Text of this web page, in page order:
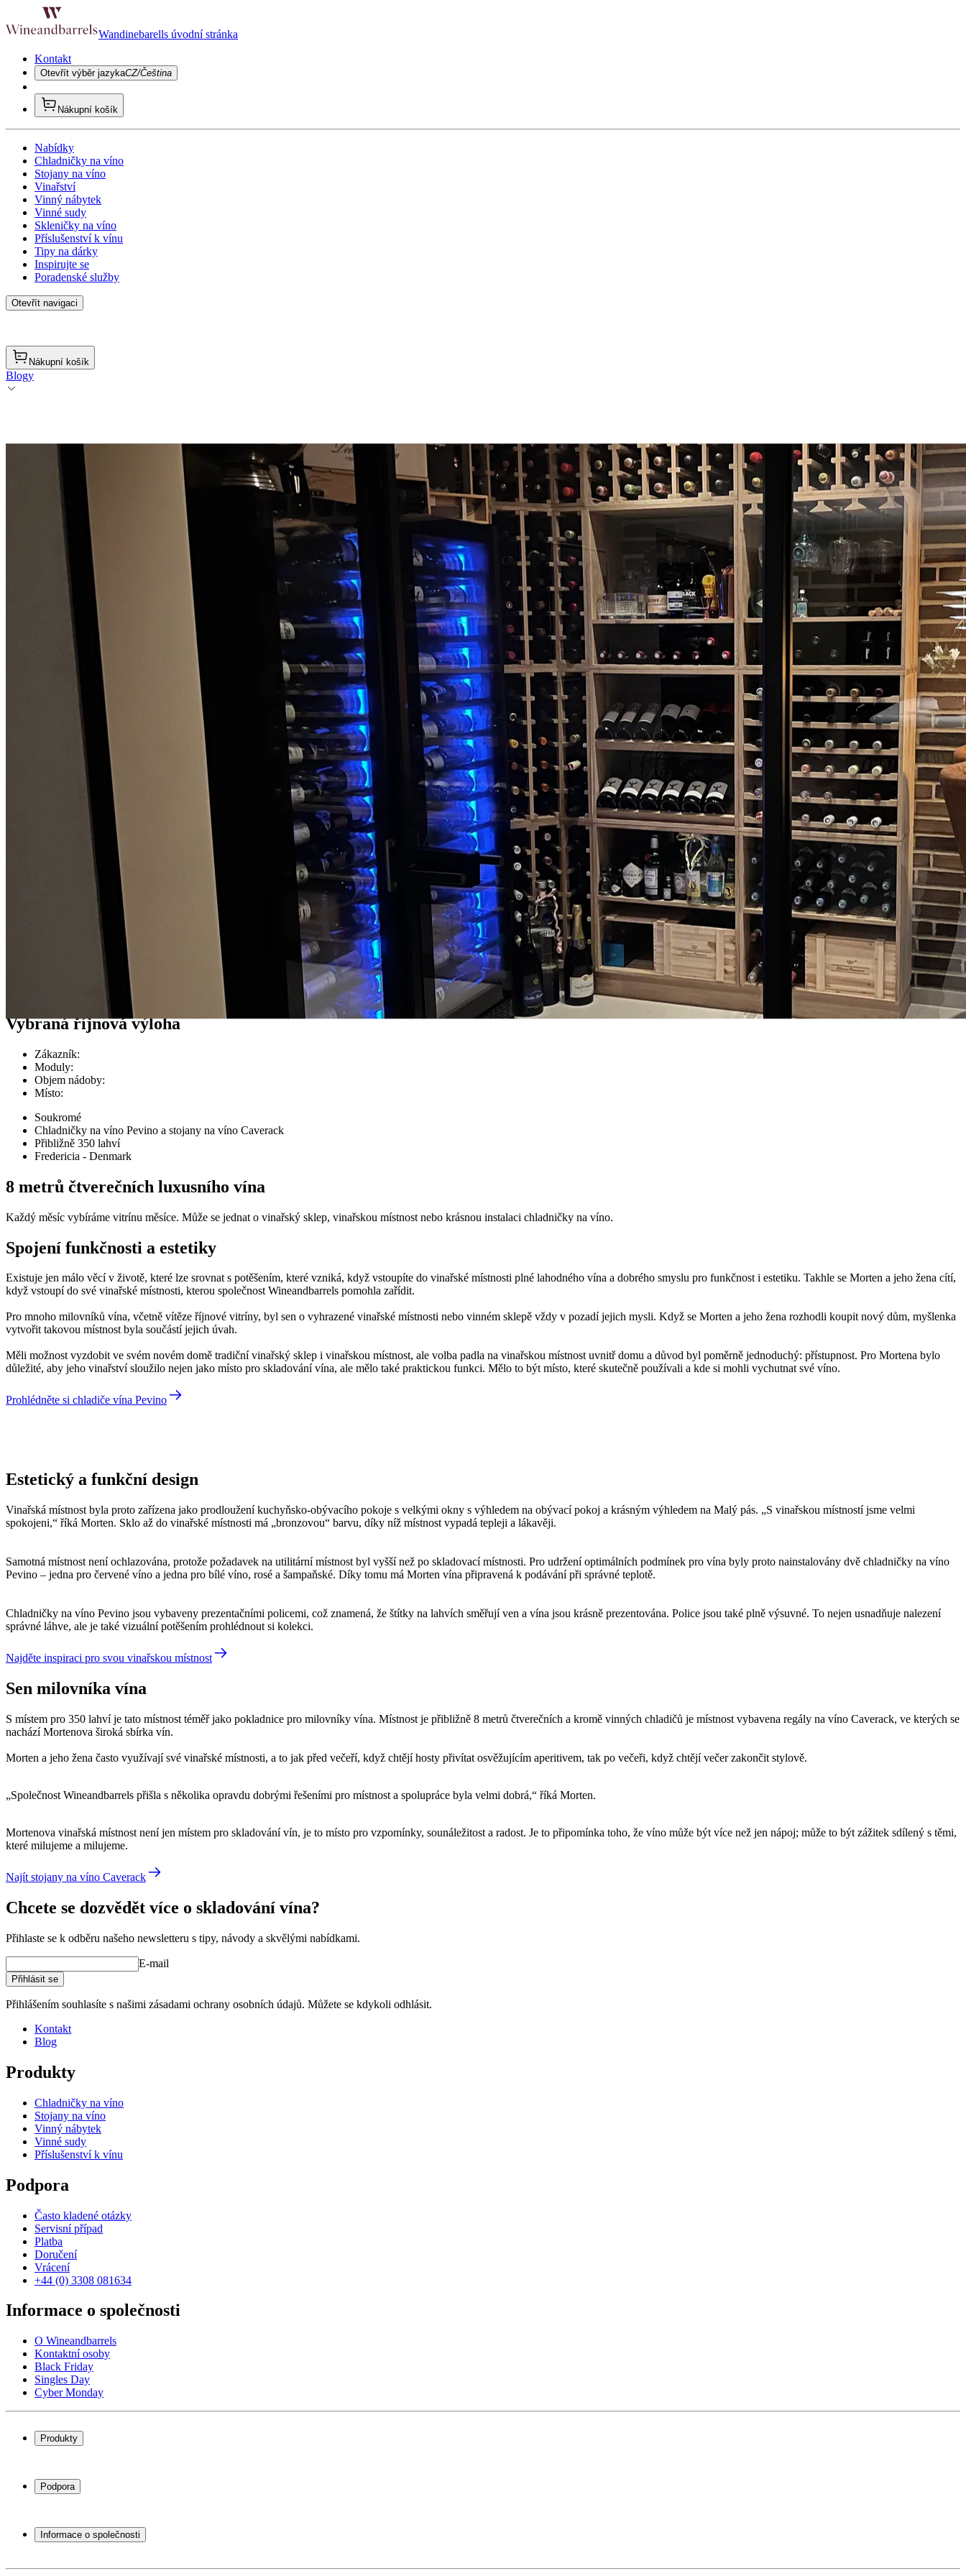
Wandinebarells úvodní stránka
Kontakt
Otevřít výběr jazykaCZ/Čeština
Nákupní košík
Nabídky
Chladničky na víno
Stojany na víno
Vinařství
Vinný nábytek
Vinné sudy
Skleničky na víno
Příslušenství k vínu
Tipy na dárky
Inspirujte se
Poradenské služby
Otevřít navigaci
Nákupní košík
Blogy
Vybraná říjnová výloha
Zákazník:
Moduly:
Objem nádoby:
Místo:
Soukromé
Chladničky na víno Pevino a stojany na víno Caverack
Přibližně 350 lahví
Fredericia - Denmark
8 metrů čtverečních luxusního vína
Každý měsíc vybíráme vitrínu měsíce. Může se jednat o vinařský sklep, vinařskou místnost nebo krásnou instalaci chladničky na víno.
Spojení funkčnosti a estetiky
Existuje jen málo věcí v životě, které lze srovnat s potěšením, které vzniká, když vstoupíte do vinařské místnosti plné lahodného vína a dobrého smyslu pro funkčnost i estetiku. Takhle se Morten a jeho žena cítí,
když vstoupí do své vinařské místnosti, kterou společnost Wineandbarrels pomohla zařídit.
Pro mnoho milovníků vína, včetně vítěze říjnové vitríny, byl sen o vyhrazené vinařské místnosti nebo vinném sklepě vždy v pozadí jejich mysli. Když se Morten a jeho žena rozhodli koupit nový dům, myšlenka
vytvořit takovou místnost byla součástí jejich úvah.
Měli možnost vyzdobit ve svém novém domě tradiční vinařský sklep i vinařskou místnost, ale volba padla na vinařskou místnost uvnitř domu a důvod byl poměrně jednoduchý: přístupnost. Pro Mortena bylo
důležité, aby jeho vinařství sloužilo nejen jako místo pro skladování vína, ale mělo také praktickou funkci. Mělo to být místo, které skutečně používali a kde si mohli vychutnat své víno.
Prohlédněte si chladiče vína Pevino
Estetický a funkční design
Vinařská místnost byla proto zařízena jako prodloužení kuchyňsko-obývacího pokoje s velkými okny s výhledem na obývací pokoj a krásným výhledem na Malý pás. „S vinařskou místností jsme velmi
spokojeni,“ říká Morten. Sklo až do vinařské místnosti má „bronzovou“ barvu, díky níž místnost vypadá tepleji a lákavěji.
Samotná místnost není ochlazována, protože požadavek na utilitární místnost byl vyšší než po skladovací místnosti. Pro udržení optimálních podmínek pro vína byly proto nainstalovány dvě chladničky na víno
Pevino – jedna pro červené víno a jedna pro bílé víno, rosé a šampaňské. Díky tomu má Morten vína připravená k podávání při správné teplotě.
Chladničky na víno Pevino jsou vybaveny prezentačními policemi, což znamená, že štítky na lahvích směřují ven a vína jsou krásně prezentována. Police jsou také plně výsuvné. To nejen usnadňuje nalezení
správné láhve, ale je také vizuální potěšením prohlédnout si kolekci.
Najděte inspiraci pro svou vinařskou místnost
Sen milovníka vína
S místem pro 350 lahví je tato místnost téměř jako pokladnice pro milovníky vína. Místnost je přibližně 8 metrů čtverečních a kromě vinných chladičů je místnost vybavena regály na víno Caverack, ve kterých se
nachází Mortenova široká sbírka vín.
Morten a jeho žena často využívají své vinařské místnosti, a to jak před večeří, když chtějí hosty přivítat osvěžujícím aperitivem, tak po večeři, když chtějí večer zakončit stylově.
„Společnost Wineandbarrels přišla s několika opravdu dobrými řešeními pro místnost a spolupráce byla velmi dobrá,“ říká Morten.
Mortenova vinařská místnost není jen místem pro skladování vín, je to místo pro vzpomínky, sounáležitost a radost. Je to připomínka toho, že víno může být více než jen nápoj; může to být zážitek sdílený s těmi,
které milujeme a milujeme.
Najít stojany na víno Caverack
Chcete se dozvědět více o skladování vína?
Přihlaste se k odběru našeho newsletteru s tipy, návody a skvělými nabídkami.
E-mail
Přihlásit se
Přihlášením souhlasíte s našimi zásadami ochrany osobních údajů. Můžete se kdykoli odhlásit.
Kontakt
Blog
Produkty
Chladničky na víno
Stojany na víno
Vinný nábytek
Vinné sudy
Příslušenství k vínu
Podpora
Často kladené otázky
Servisní případ
Platba
Doručení
Vrácení
+44 (0) 3308 081634
Informace o společnosti
O Wineandbarrels
Kontaktní osoby
Black Friday
Singles Day
Cyber Monday
Produkty
Stojany na víno
Vinný nábytek
Podpora
Servisní případ
Platba
Vrácení
Informace o společnosti